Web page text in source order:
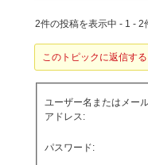
2件の投稿を表示中 - 1 - 2
このトピックに返信す
ユーザー名またはメー
アドレス:
パスワード: